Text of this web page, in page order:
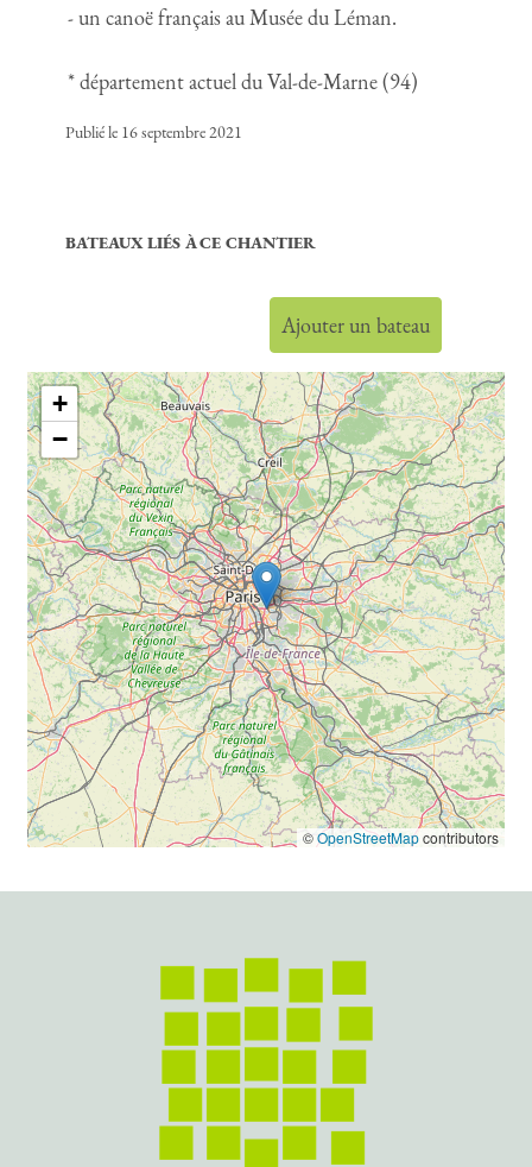
- un canoë français au Musée du Léman.
* département actuel du Val-de-Marne (94)
Publié le 16 septembre 2021
BATEAUX LIÉS À CE CHANTIER
Ajouter un bateau
+
−
©OpenStreetMapcontributors